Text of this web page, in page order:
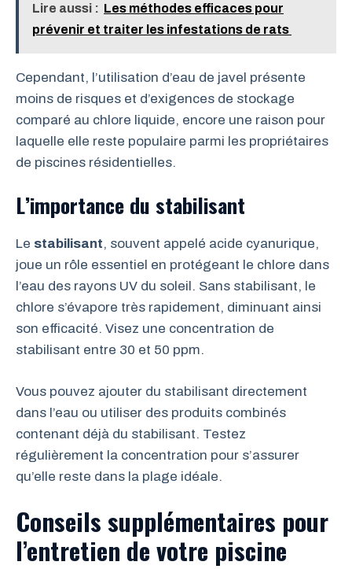
Lire aussi : Les méthodes efficaces pour
prévenir et traiter les infestations de rats
Cependant, l’utilisation d’eau de javel présente
moins de risques et d’exigences de stockage
comparé au chlore liquide, encore une raison pour
laquelle elle reste populaire parmi les propriétaires
de piscines résidentielles.
L’importance du stabilisant
Le stabilisant, souvent appelé acide cyanurique,
joue un rôle essentiel en protégeant le chlore dans
l’eau des rayons UV du soleil. Sans stabilisant, le
chlore s’évapore très rapidement, diminuant ainsi
son efficacité. Visez une concentration de
stabilisant entre 30 et 50 ppm.
Vous pouvez ajouter du stabilisant directement
dans l’eau ou utiliser des produits combinés
contenant déjà du stabilisant. Testez
régulièrement la concentration pour s’assurer
qu’elle reste dans la plage idéale.
Conseils supplémentaires pour
l’entretien de votre piscine